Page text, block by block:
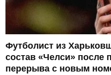
Футболист из
состав «Челси» после
перерыва с новым